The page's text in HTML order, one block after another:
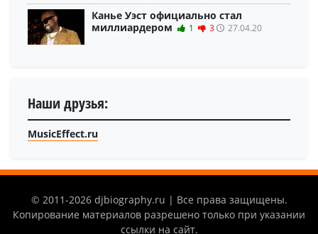
Канье Уэст официально стал
миллиардером
1 3 27.04.20
Наши друзья:
MusicEffect.ru
© 2011-2026 djbiography.ru | Все права защищены.
Копирование материалов разрешено только при указании
ссылки на сайт.